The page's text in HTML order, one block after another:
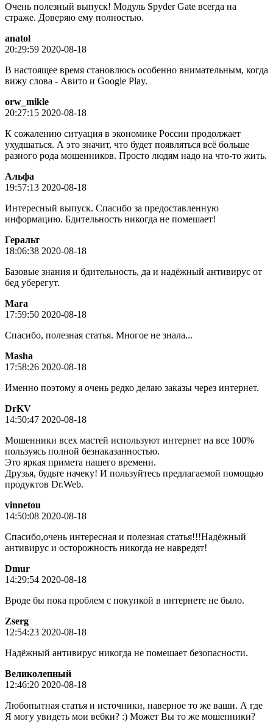
Очень полезный выпуск! Модуль Spyder Gate всегда на
страже. Доверяю ему полностью.
anatol
20:29:59 2020-08-18
В настоящее время становлюсь особенно внимательным, когда
вижу слова - Авито и Google Play.
orw_mikle
20:27:15 2020-08-18
К сожалению ситуация в экономике России продолжает
ухудшаться. А это значит, что будет появляться всё больше
разного рода мошенников. Просто людям надо на что-то жить.
Альфа
19:57:13 2020-08-18
Интересный выпуск. Спасибо за предоставленную
информацию. Бдительность никогда не помешает!
Геральт
18:06:38 2020-08-18
Базовые знания и бдительность, да и надёжный антивирус от
бед уберегут.
Mara
17:59:50 2020-08-18
Спасибо, полезная статья. Многое не знала...
Masha
17:58:26 2020-08-18
Именно поэтому я очень редко делаю заказы через интернет.
DrKV
14:50:47 2020-08-18
Мошенники всех мастей используют интернет на все 100%
пользуясь полной безнаказанностью.
Это яркая примета нашего времени.
Друзья, будьте начеку! И пользуйтесь предлагаемой помощью
продуктов Dr.Web.
vinnetou
14:50:08 2020-08-18
Спасибо,очень интересная и полезная статья!!!Надёжный
антивирус и осторожность никогда не навредят!
Dmur
14:29:54 2020-08-18
Вроде бы пока проблем с покупкой в интернете не было.
Zserg
12:54:23 2020-08-18
Надёжный антивирус никогда не помешает безопасности.
Великолепный
12:46:20 2020-08-18
Любопытная статья и источники, наверное то же ваши. А где
Я могу увидеть мои вебки? :) Может Вы то же мошенники?